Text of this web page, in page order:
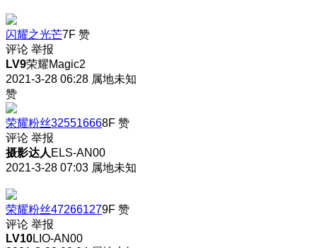
闪耀之光芒7F 赞
评论 举报
LV9荣耀Magic2
2021-3-28 06:28 属地未知
赞
荣耀粉丝325516668F 赞
评论 举报
摄影达人 ELS-AN00
2021-3-28 07:03 属地未知
荣耀粉丝472661279F 赞
评论 举报
LV10LIO-AN00